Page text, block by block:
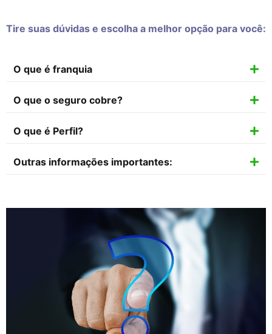
Tire suas dúvidas e escolha a melhor opção para você:
O que é franquia
O que o seguro cobre?
O que é Perfil?
Outras informações importantes: